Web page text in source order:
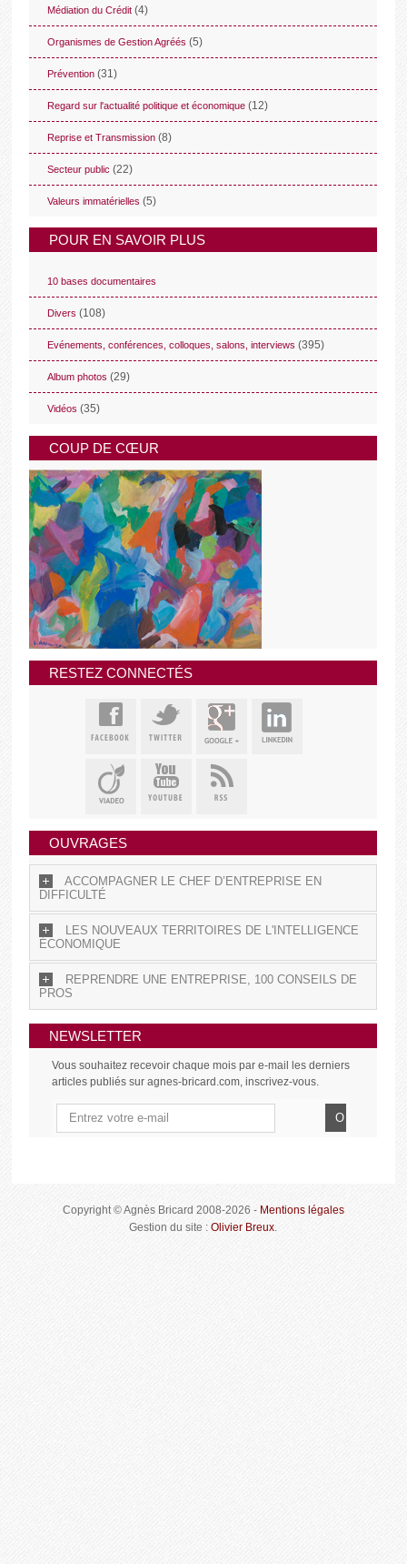
Médiation du Crédit (4)
Organismes de Gestion Agréés (5)
Prévention (31)
Regard sur l'actualité politique et économique (12)
Reprise et Transmission (8)
Secteur public (22)
Valeurs immatérielles (5)
POUR EN SAVOIR PLUS
10 bases documentaires
Divers (108)
Evénements, conférences, colloques, salons, interviews (395)
Album photos (29)
Vidéos (35)
COUP DE CŒUR
RESTEZ CONNECTÉS
OUVRAGES
ACCOMPAGNER LE CHEF D’ENTREPRISE EN
DIFFICULTÉ
LES NOUVEAUX TERRITOIRES DE L'INTELLIGENCE
ÉCONOMIQUE
REPRENDRE UNE ENTREPRISE, 100 CONSEILS DE
PROS
NEWSLETTER
Vous souhaitez recevoir chaque mois par e-mail les derniers
articles publiés sur agnes-bricard.com, inscrivez-vous.
Copyright © Agnès Bricard 2008-2026 - Mentions légales
Gestion du site :Olivier Breux.